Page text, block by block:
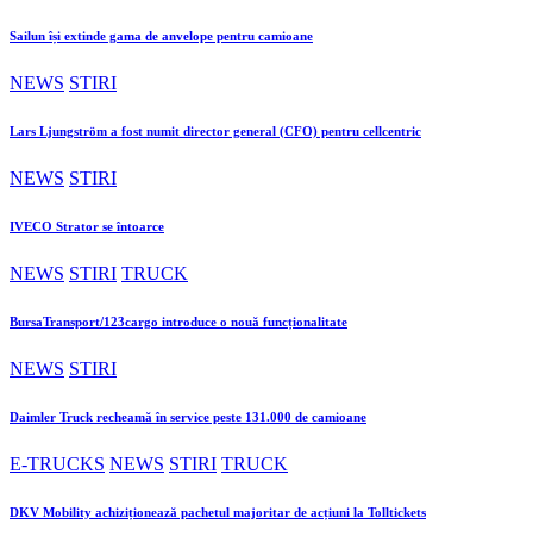
Sailun își extinde gama de anvelope pentru camioane
NEWS STIRI
Lars Ljungström a fost numit director general (CFO) pentru cellcentric
NEWS STIRI
IVECO Strator se întoarce
NEWS STIRI TRUCK
BursaTransport/123cargo introduce o nouă funcționalitate
NEWS STIRI
Daimler Truck recheamă în service peste 131.000 de camioane
E-TRUCKS NEWS STIRI TRUCK
DKV Mobility achiziționează pachetul majoritar de acțiuni la Tolltickets